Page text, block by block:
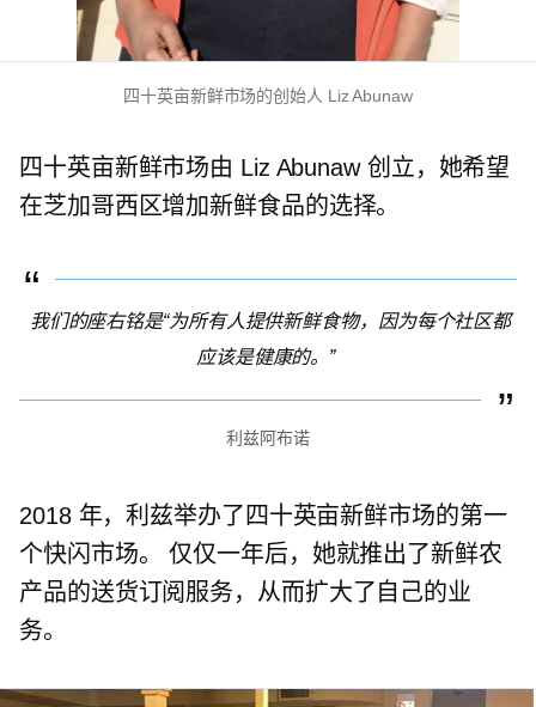
四十英亩新鲜市场的创始人 Liz Abunaw
四十英亩新鲜市场由 Liz Abunaw 创立，她希望
在芝加哥西区增加新鲜食品的选择。
我们的座右铭是“为所有人提供新鲜食物，因为每个社区都
应该是健康的。”
利兹阿布诺
2018 年，利兹举办了四十英亩新鲜市场的第一
个快闪市场。 仅仅一年后，她就推出了新鲜农
产品的送货订阅服务，从而扩大了自己的业
务。